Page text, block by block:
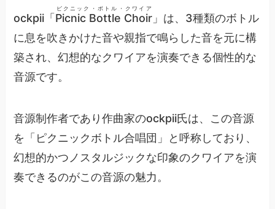
ockpii「 Picnic Bottle Choir
ピクニック・ボトル・クワイア
」は、3種類のボトル
に息を吹きかけた音や親指で鳴らした音を元に構
築され、幻想的なクワイアを演奏できる個性的な
音源です。
音源制作者であり作曲家のockpii氏は、この音源
を「ピクニックボトル合唱団」と呼称しており、
幻想的かつノスタルジックな印象のクワイアを演
奏できるのがこの音源の魅力。